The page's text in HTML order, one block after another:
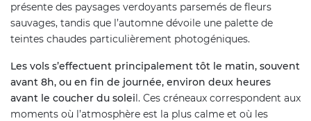
présente des paysages verdoyants parsemés de fleurs
sauvages, tandis que l’automne dévoile une palette de
teintes chaudes particulièrement photogéniques.
Les vols s’effectuent principalement tôt le matin, souvent
avant 8h, ou en fin de journée, environ deux heures
avant le coucher du soleil. Ces créneaux correspondent aux
moments où l’atmosphère est la plus calme et où les